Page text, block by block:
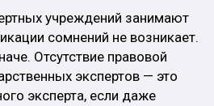
учреждений занимают
сомнений не возникает.
Отсутствие правовой
экспертов — это
эксперта, если даже